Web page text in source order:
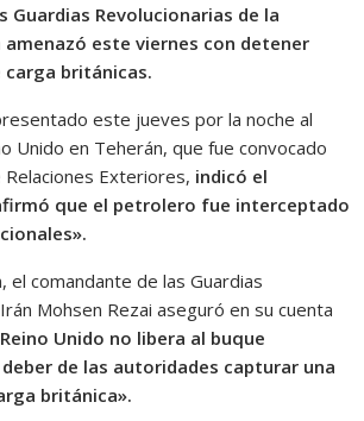
Guardias Revolucionarias de la
amenazó este viernes con detener
carga británicas.
este jueves por la noche al
Unido en Teherán, que fue convocado
Exteriores, indicó el
que el petrolero fue interceptado
el comandante de las Guardias
Mohsen Rezai aseguró en su cuenta
Unido no libera al buque
de las autoridades capturar una
británica».